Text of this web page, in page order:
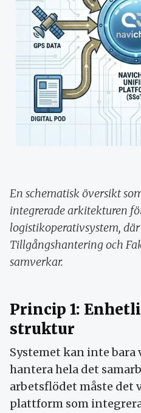
En schematisk översikt
integrerade arkitekturen
logistikoperativsystem, där
Tillgångshantering och
samverkar.
Princip 1:
struktur
Systemet kan inte bara
hantera hela det
arbetsflödet måste det
plattform som